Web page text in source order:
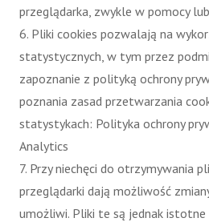
przeglądarka, zwykle w pomocy
6. Pliki cookies pozwalają na
statystycznych, w tym przez
zapoznanie z polityką ochrony
poznania zasad przetwarzania
statystykach: Polityka ochrony
Analytics
7. Przy niechęci do otrzymywania
przeglądarki dają możliwość
umożliwi. Pliki te są jednak